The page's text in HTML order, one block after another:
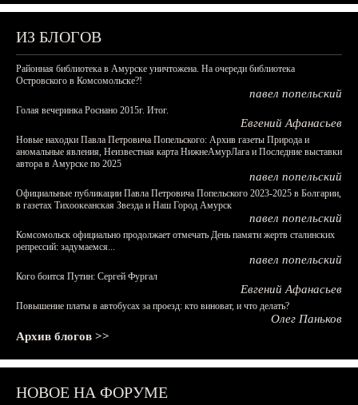
ИЗ БЛОГОВ
Районная библиотека в Амурске уничтожена. На очереди библиотека
Островского в Комсомольске?!
павел попельский
Голая вечеринка Роснано 2015г. Итог.
Евгений Афанасьев
Новые находки Павла Петровича Попельского: Архив газеты Природа и
аномальные явления, Неизвестная карта НижнеАмурЛага и Последние выставки
автора в Амурске по 2025
павел попельский
Официальные публикации Павла Петровича Попельского 2023-2025 в Болгарии,
в газетах Тихоокеанская Звезда и Наш Город Амурск
павел попельский
Комсомольск официально продолжает отмечать День памяти жертв сталинских
репрессий: задумаемся...
павел попельский
Кого боится Путин: Сергей Фургал
Евгений Афанасьев
Повышение платы в автобусах за проезд: кто виноват, и что делать?
Олег Паньков
Архив блогов >>
НОВОЕ НА ФОРУМЕ